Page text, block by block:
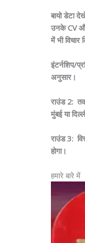
बायो डेटा
उनके CV
में भी विचार
इंटर्नशिप/
अनुसार।
राउंड 2:
मुंबई या
राउंड 3:
होगा।
हमारे बारे में